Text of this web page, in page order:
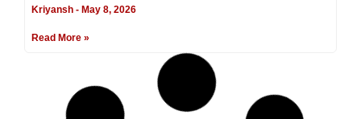
Kriyansh May 8, 2026
Read More »